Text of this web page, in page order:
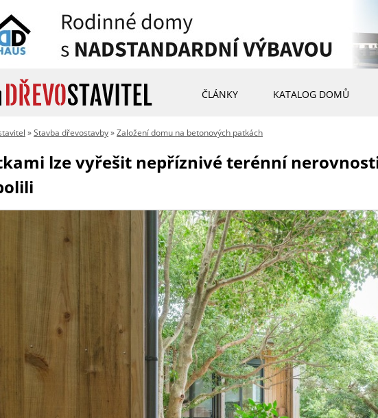
ČLÁNKY KATALOG DOMŮ
»Stavba dřevostavby»Založení domu na betonových patkách
lze vyřešit nepříznivé terénní